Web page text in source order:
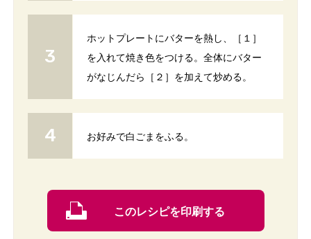
ホットプレートにバターを熱し、［１］
を入れて焼き色をつける。全体にバター
がなじんだら［２］を加えて炒める。
お好みで白ごまをふる。
このレシピを印刷する